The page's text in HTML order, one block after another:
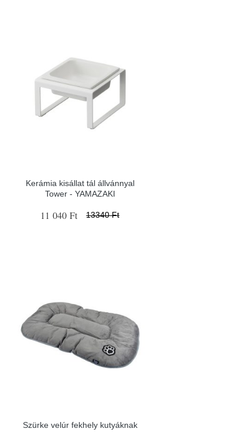
Kerámia kisállat tál állvánnyal
Tower - YAMAZAKI
11 040 Ft 13340 Ft
Szürke velúr fekhely kutyáknak